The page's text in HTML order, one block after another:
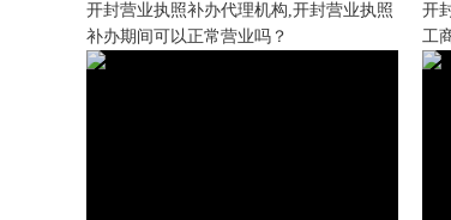
开封营业执照补办代理机构,开封营业执照
补办期间可以正常营业吗？
开
工